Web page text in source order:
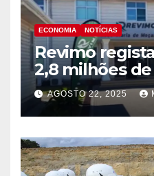
ECONOMIA NOTÍCIAS
Revimo
2,8 milhões
2024 devido à
eleitoral!
AGOSTO 22, 2025